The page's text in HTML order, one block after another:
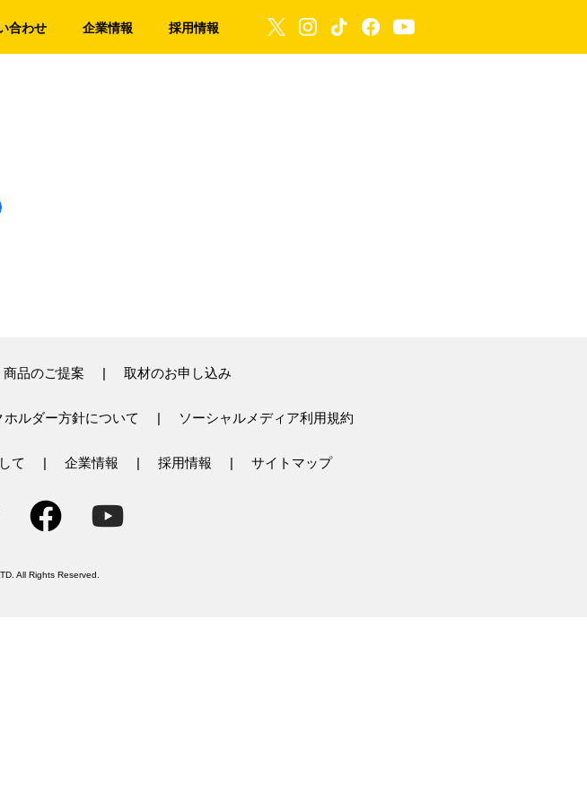
合わせ 企業情報 採用情報
商品のご提案 取材のお申し込み
ルダー方針について ソーシャルメディア利用規約
て 企業情報 採用情報 サイトマップ
All Rights Reserved.